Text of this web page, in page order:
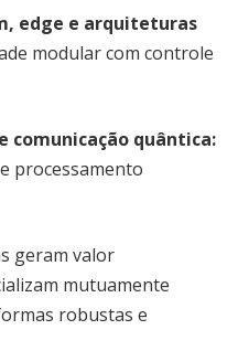
edge e arquiteturas
modular com controle
comunicação quântica:
processamento
geram valor
mutuamente
robustas e